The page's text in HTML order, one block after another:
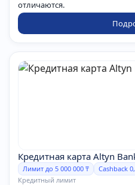
отличаются.
Кредитная карта Altyn
Лимит до 5 000 000 ₸ Cashback
Кредитный лимит